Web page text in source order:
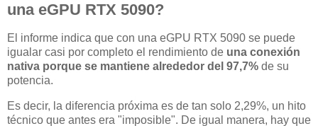
una eGPU RTX 5090?
El informe indica que con una eGPU RTX 5090 se puede
igualar casi por completo el rendimiento de una conexión
nativa porque se mantiene alrededor del 97,7% de su
potencia.
Es decir, la diferencia próxima es de tan solo 2,29%, un hito
técnico que antes era "imposible". De igual manera, hay que